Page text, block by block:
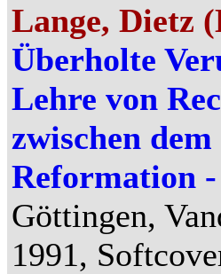
Lange, Dietz
Überholte
Lehre von
zwischen
Reformation
Göttingen,
1991,